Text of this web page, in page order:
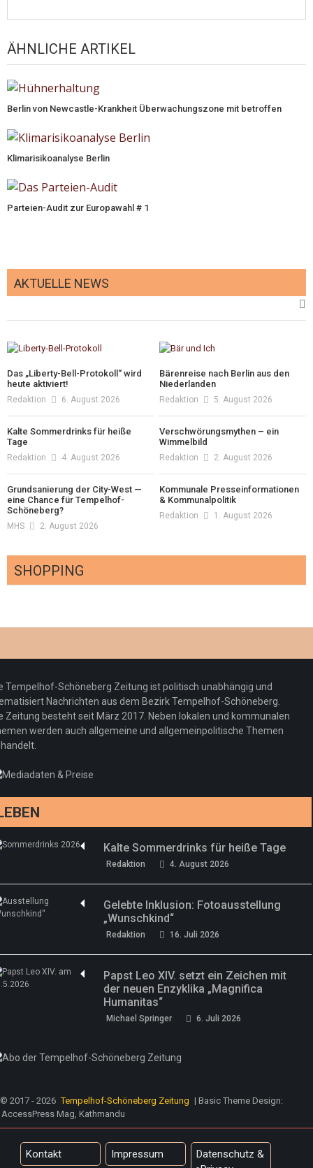
ÄHNLICHE ARTIKEL
Berlin von Newcastle-Krankheit Überwachungszone mit betroffen
Klimarisikoanalyse Berlin
Parteien-Audit zur Europawahl # 1
AKTUELLE NEWS
Das „Liberty-Bell-Protokoll“ wird
heute aktiviert!
Redaktion 6. August 2026
Bärenreise nach Berlin aus den
Niederlanden
Redaktion 5. August 2026
Kalte Sommerdrinks für heiße
Tage
Redaktion 4. August 2026
Verschwörungsmythen – ein
Wimmelbild
Redaktion 2. August 2026
Grundsanierung der City-West —
eine Chance für Tempelhof-
Schöneberg?
MHS 2. August 2026
Kommunale Presseinformationen
& Kommunalpolitik
Redaktion 1. August 2026
SHOPPING
Redaktion 23. Juli 2026
Pepe Jeans London mit Summer Sale und
neuer Kollektion
Redaktion 19. Juli 2026
Woher kommt der Honig? – Neue EU-
Regeln gelten 14. Juni
drei neue Specials zur Fußball-WM
Tempelhof-Schöneberg Zeitung ist politisch unabhängig und
Nachrichten aus dem Bezirk Tempelhof-Schöneberg.
Zeitung besteht seit März 2017. Neben lokalen und kommunalen
werden auch allgemeine und allgemeinpolitische Themen
Kalte Sommerdrinks für heiße Tage
Redaktion 4. August 2026
Gelebte Inklusion: Fotoausstellung
„Wunschkind“
Redaktion 16. Juli 2026
Papst Leo XIV. setzt ein Zeichen mit
der neuen Enzyklika „Magnifica
Humanitas“
Michael Springer 6. Juli 2026
© 2017 - 2026 Tempelhof-Schöneberg Zeitung | Basic Theme Design:
AccessPress Mag, Kathmandu
Kontakt Impressum
Datenschutz &